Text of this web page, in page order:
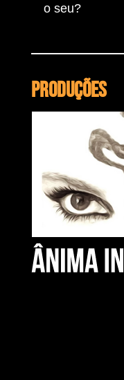
o seu?
Produções